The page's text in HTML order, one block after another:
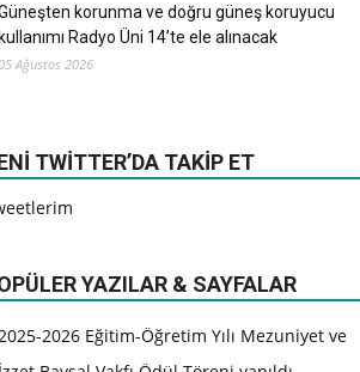
korunma ve doğru güneş koruyucu
kullanımı Radyo Üni 14’te ele alınacak
05 Ağustos 2026
TWITTER’DA TAKIP ET
YAZILAR & SAYFALAR
2026 Eğitim-Öğretim Yılı Mezuniyet ve